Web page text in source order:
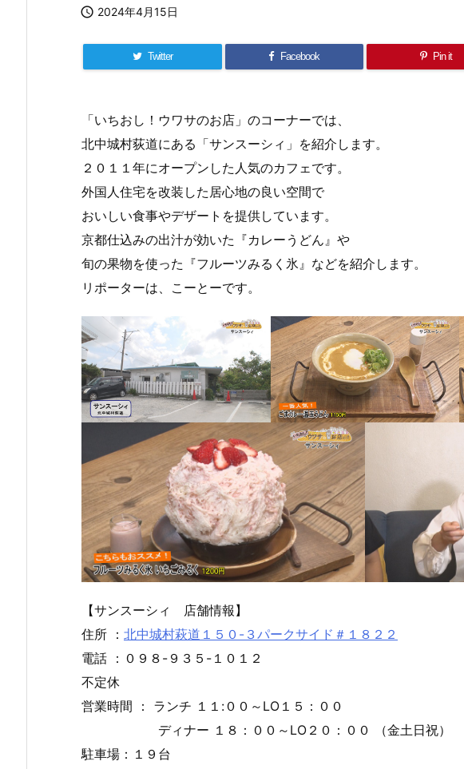
 2024年4月15日
Twitter Facebook Pin it
「いちおし！ウワサのお店」のコーナーでは、
北中城村荻道にある「サンスーシィ」を紹介します。
２０１１年にオープンした人気のカフェです。
外国人住宅を改装した居心地の良い空間で
おいしい食事やデザートを提供しています。
京都仕込みの出汁が効いた『カレーうどん』や
旬の果物を使った『フルーツみるく氷』などを紹介します。
リポーターは、こーとーです。
【サンスーシィ 店舗情報】
住所 ： 北中城村萩道１５０-３パークサイド＃１８２２
電話 ：０９８-９３５-１０１２
不定休
営業時間 ： ランチ １１:００～LO１５：００
ディナー １８：００～LO２０：００ （金土日祝）
駐車場：１９台